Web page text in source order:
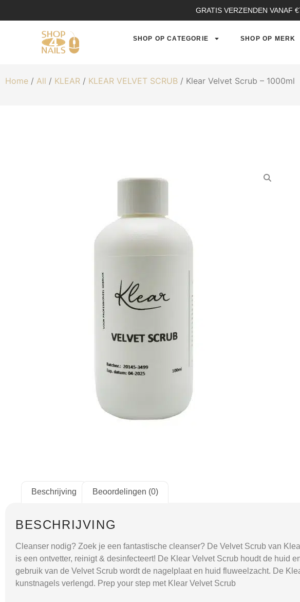
GRATIS VERZENDEN VANAF
SHOP OP CATEGORIE SHOP OP MERK
Home / All / KLEAR / KLEAR VELVET SCRUB / Klear Velvet Scrub – 1000ml
Beschrijving Beoordelingen (0)
BESCHRIJVING
Cleanser nodig? Zoek je een fantastische cleanser? De Velvet Scrub van
is een ontvetter, reinigt & desinfecteert! De Klear Velvet Scrub houdt de huid
gebruik van de Velvet Scrub wordt de nagelplaat en huid fluweelzacht. De
kunstnagels verlengd. Prep your step met Klear Velvet Scrub